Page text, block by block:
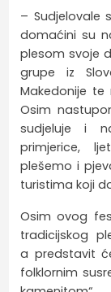
– Sudjelovale
domaćini su
plesom svoje
grupe iz
Makedonije te
Osim
sudjeluje i
primjerice,
plešemo i
turistima koji
Osim ovog
tradicijskog
a predstavit
folklornim